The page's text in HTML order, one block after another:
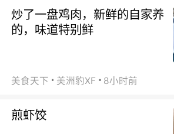
炒了一盘鸡肉，新鲜的自家养
的，味道特别鲜
美食天下 美洲豹XF 8小时前
煎虾饺